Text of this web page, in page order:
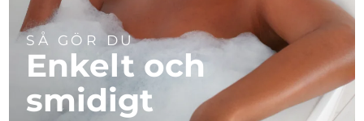
SÅ GÖR DU
Enkelt och
smidigt